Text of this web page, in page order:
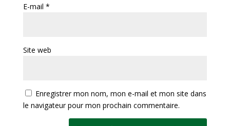
E-mail *
Site web
Enregistrer mon nom, mon e-mail et mon site dans
le navigateur pour mon prochain commentaire.